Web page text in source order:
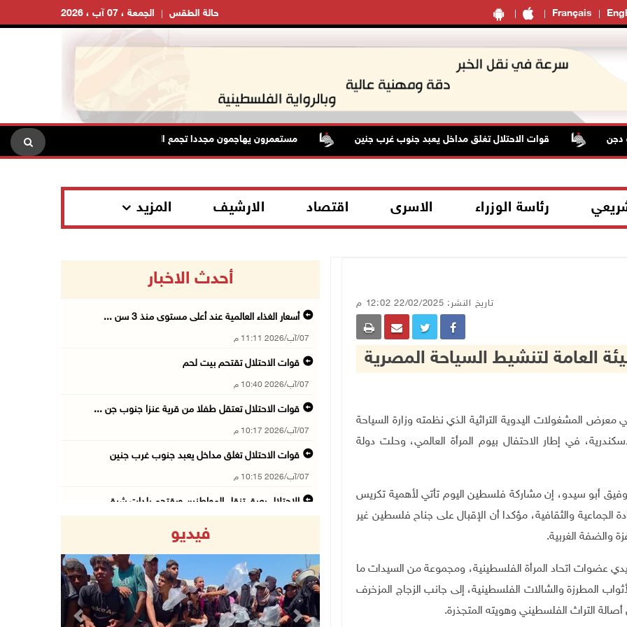
Français الجمعة ، 07 آب ، 2026 حالة الطقس
قوات الاحتلال تغلق مداخل يعبد جنوب غرب جنين مستعمرون يهاجمون مجددا تجمع الكعابنة شرق الطيبة برام الله
رئاسة الوزراء الاسرى اقتصاد الارشيف المزيد
تاريخ النشر: 22/02/2025 12:02 م
لتنشيط السياحة المصرية
فلسطين، في معرض المشغولات اليدوية التراثية الذي نظمته وزارة السياحة
في إطار الاحتفال بيوم المرأة العالمي، وحلت دولة
أبو سيدو، إن مشاركة فلسطين اليوم تأتي لأهمية تكريس
الجماعية والثقافية، مؤكدا أن الإقبال على جناح فلسطين غير
الغربية.
عضوات اتحاد المرأة الفلسطينية، ومجموعة من السيدات ما
المطرزة والشالات الفلسطينية، إلى جانب الزجاج المزخرف
التراث الفلسطيني وهويته المتجذرة.
أحدث الاخبار
أسعار الغذاء العالمية عند أعلى مستوى منذ 3 سن ...
07/آب/2026 11:11 م
قوات الاحتلال تقتحم بيت لحم
07/آب/2026 10:40 م
قوات الاحتلال تعتقل طفلا من قرية عنزا جنوب جن ...
07/آب/2026 10:17 م
قوات الاحتلال تغلق مداخل يعبد جنوب غرب جنين
07/آب/2026 10:15 م
الاحتلال يعيق تنقل المواطنين ويقتحم بلدات شرق ...
07/آب/2026 08:48 م
نادي الأسير: تجديد أمرَ منع زيارات الأسرى إجر ...
07/آب/2026 08:24 م
فيديو
Previous Next